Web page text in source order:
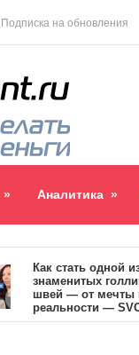
Подписка на обновления
» Аналитика »
Как стать одной из
знаменитых
швей — от мечты к
реальности — SVOI.us
10551